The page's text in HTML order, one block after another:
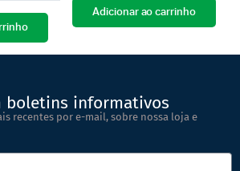
Adicionar ao carrinho
boletins informativos
recentes por e-mail, sobre nossa loja e